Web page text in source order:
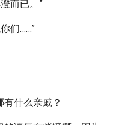
而已。”
们……”
有什么亲戚？